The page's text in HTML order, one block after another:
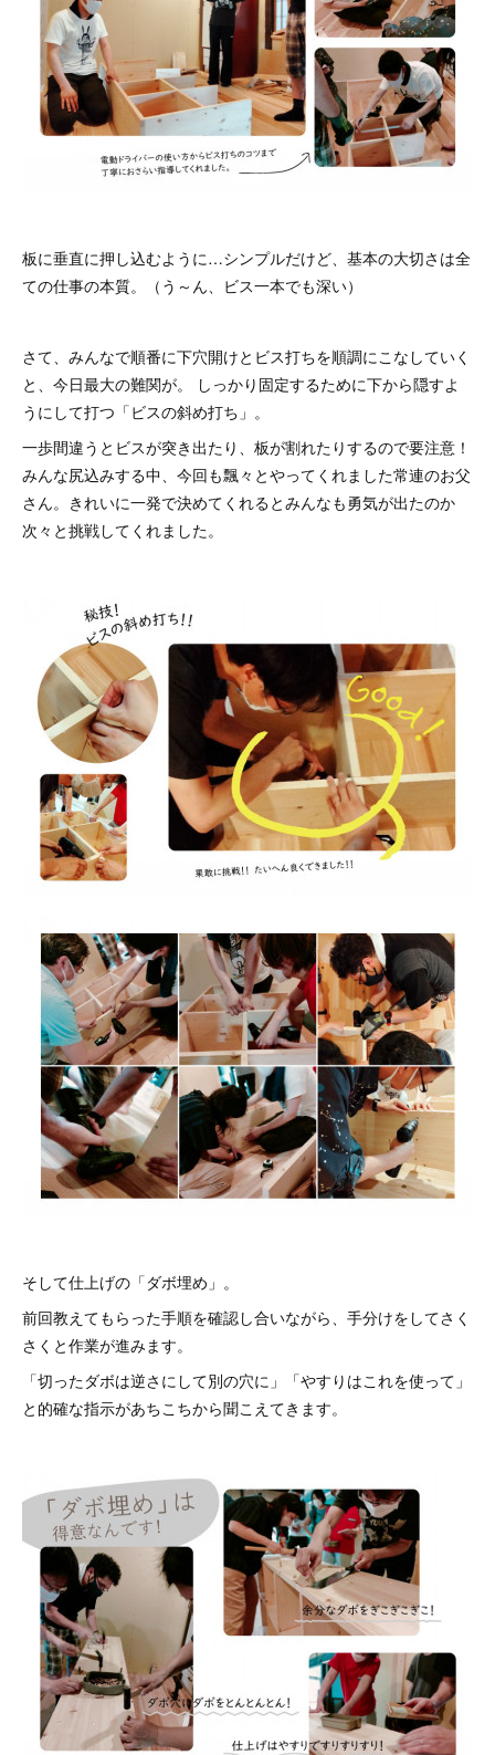
板に垂直に押し込むように…シンプルだけど、基本の大切さは全
ての仕事の本質。（う～ん、ビス一本でも深い）
さて、みんなで順番に下穴開けとビス打ちを順調にこなしていく
と、今日最大の難関が。 しっかり固定するために下から隠すよ
うにして打つ「ビスの斜め打ち」。
一歩間違うとビスが突き出たり、板が割れたりするので要注意！
みんな尻込みする中、今回も飄々とやってくれました常連のお父
さん。きれいに一発で決めてくれるとみんなも勇気が出たのか
次々と挑戦してくれました。
そして仕上げの「ダボ埋め」。
前回教えてもらった手順を確認し合いながら、手分けをしてさく
さくと作業が進みます。
「切ったダボは逆さにして別の穴に」「やすりはこれを使って」
と的確な指示があちこちから聞こえてきます。